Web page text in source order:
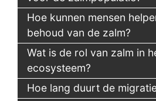
Hoe kunnen mensen
behoud van de zalm?
Wat is de rol van zalm in
ecosysteem?
Hoe lang duurt de